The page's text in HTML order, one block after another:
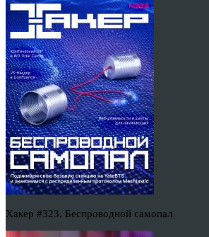
Хакер #323. Беспроводной самопал